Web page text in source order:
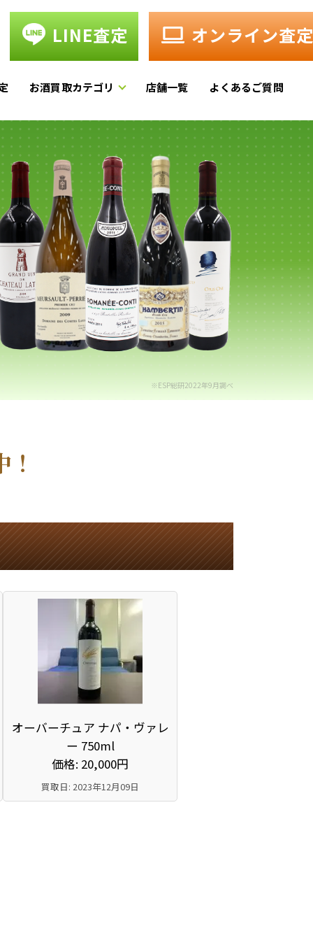
LINE査定 オンライン査定
お酒買取カテゴリ 店舗一覧 よくあるご質問
※ESP総研2022年9月調べ
オーバーチュア ナパ・ヴァレ
ー 750ml
価格: 20,000円
買取日: 2023年12月09日